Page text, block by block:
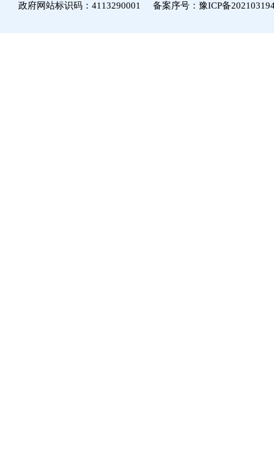
政府网站标识码：4113290001 备案序号： 豫ICP备